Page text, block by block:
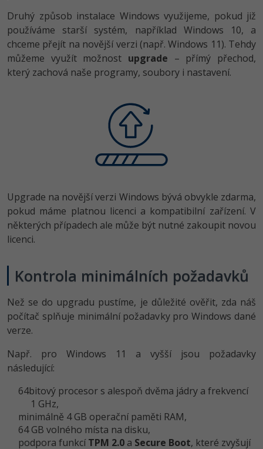
Druhý způsob instalace Windows využijeme, pokud již
používáme starší systém, například Windows 10, a
chceme přejít na novější verzi (např. Windows 11). Tehdy
můžeme využít možnost upgrade – přímý přechod,
který zachová naše programy, soubory i nastavení.
Upgrade na novější verzi Windows bývá obvykle zdarma,
pokud máme platnou licenci a kompatibilní zařízení. V
některých případech ale může být nutné zakoupit novou
licenci.
Kontrola minimálních požadavků
Než se do upgradu pustíme, je důležité ověřit, zda náš
počítač splňuje minimální požadavky pro Windows dané
verze.
Např. pro Windows 11 a vyšší jsou požadavky
následující:
64bitový procesor s alespoň dvěma jádry a frekvencí
1 GHz,
minimálně 4 GB operační paměti RAM,
64 GB volného místa na disku,
podpora funkcíTPM 2.0 a Secure Boot, které zvyšují